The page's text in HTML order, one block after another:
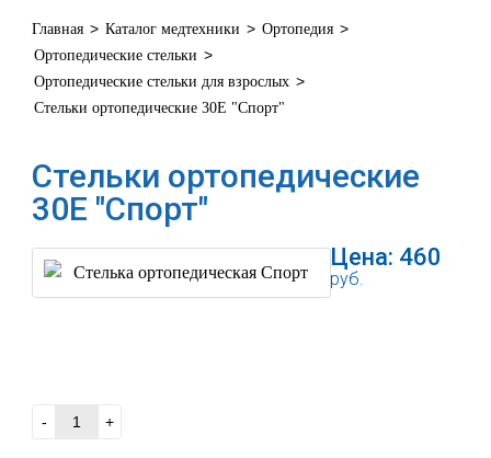
Главная > Каталог медтехники > Ортопедия >
Ортопедические стельки >
Ортопедические стельки для взрослых >
Стельки ортопедические 30Е "Спорт"
Стельки ортопедические
30Е "Спорт"
Цена: 460
руб.
- +